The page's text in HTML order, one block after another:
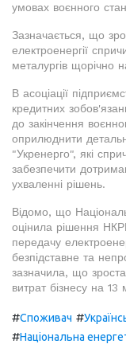
умовах воєнного
Зазначається, що
електроенергії
металургів щорічно
В асоціації
кредитних
до закінчення
оприлюднити
"Укренерго", які
забезпечити
ухваленні рішень.
Відомо, що
оцінила рішення
передачу
безпідставне та
зазначила, що
витрат бізнесу на 13
#Споживач #
#Національна